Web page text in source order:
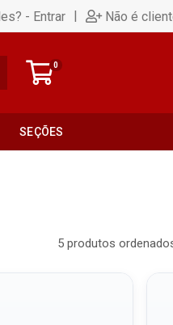
- Entrar | Não é
0
SEÇÕES
5 produtos